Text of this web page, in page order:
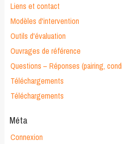
Liens et contact
Modèles d'intervention
Outils d'évaluation
Ouvrages de référence
Questions – Réponses (pairing,
Téléchargements
Téléchargements
Méta
Connexion